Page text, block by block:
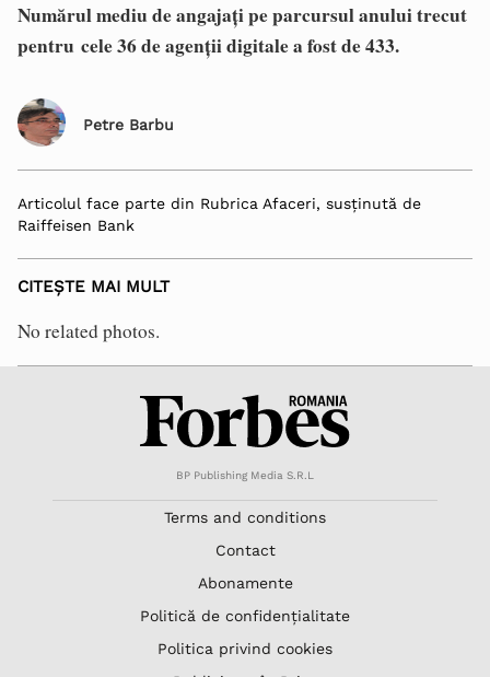
Numărul mediu de angajați pe parcursul anului trecut
pentru cele 36 de agenții digitale a fost de 433.
Petre Barbu
Articolul face parte din Rubrica Afaceri, susținută de
Raiffeisen Bank
CITEȘTE MAI MULT
No related photos.
BP Publishing Media S.R.L
Terms and conditions
Contact
Abonamente
Politică de confidențialitate
Politica privind cookies